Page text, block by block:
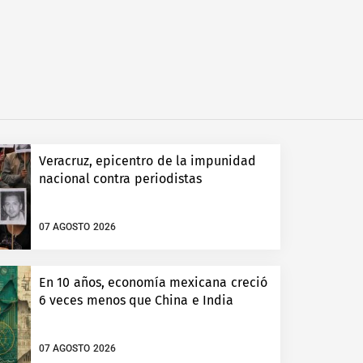
Veracruz, epicentro de la impunidad
nacional contra periodistas
07 AGOSTO 2026
En 10 años, economía mexicana creció
6 veces menos que China e India
07 AGOSTO 2026